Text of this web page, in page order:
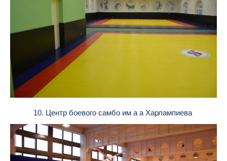
10. Центр боевого самбо им а а Харлампиева